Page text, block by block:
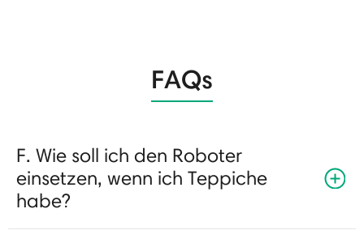
FAQs
F. Wie soll ich den Roboter
einsetzen, wenn ich Teppiche
habe?